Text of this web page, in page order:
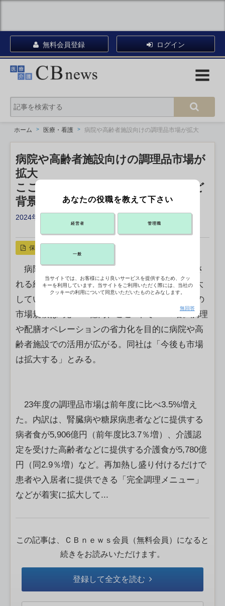
無料会員登録 ログイン
ホーム 医療・看護 病院や高齢者施設向けの調理品市場が拡大
病院や高齢者施設向けの調理品市場が
拡大
ここ5年で7.5%増、調理の省力化など
背景に
2024年10月15日 15:05
保存
病院の入院患者や高齢者施設の入居者に提供さ
れる給食、配食サービスなどの調理品市場が拡大
している。矢野経済研究所によると、2023年度の
市場規模は1兆5555億円、ここ5年で7.5％増。調理
や配膳オペレーションの省力化を目的に病院や高
齢者施設での活用が広がる。同社は「今後も市場
は拡大する」とみる。
23年度の調理品市場は前年度に比べ3.5%増え
た。内訳は、腎臓病や糖尿病患者などに提供する
病者食が5,906億円（前年度比3.7％増）、介護認
定を受けた高齢者などに提供する介護食が5,780億
円（同2.9％増）など。再加熱し盛り付けるだけで
患者や入居者に提供できる「完全調理メニュー」
などが着実に拡大して...
この記事は、ＣＢｎｅｗｓ会員（無料会員）になると
続きをお読みいただけます。
登録して全文を読む
あなたの役職を教えて下さい
経営者 管理職
一般
当サイトでは、お客様により良いサービスを提供するため、クッ
キーを利用しています。当サイトをご利用いただく際には、当社の
クッキーの利用について同意いただいたものとみなします。
無回答